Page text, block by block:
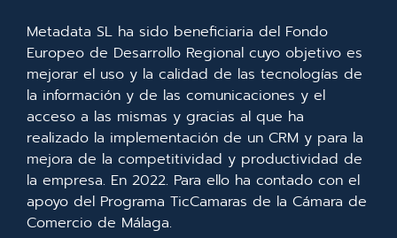
Metadata SL ha sido beneficiaria del Fondo
Europeo de Desarrollo Regional cuyo objetivo es
mejorar el uso y la calidad de las tecnologías de
la información y de las comunicaciones y el
acceso a las mismas y gracias al que ha
realizado la implementación de un CRM y para la
mejora de la competitividad y productividad de
la empresa. En 2022. Para ello ha contado con el
apoyo del Programa TicCamaras de la Cámara de
Comercio de Málaga.